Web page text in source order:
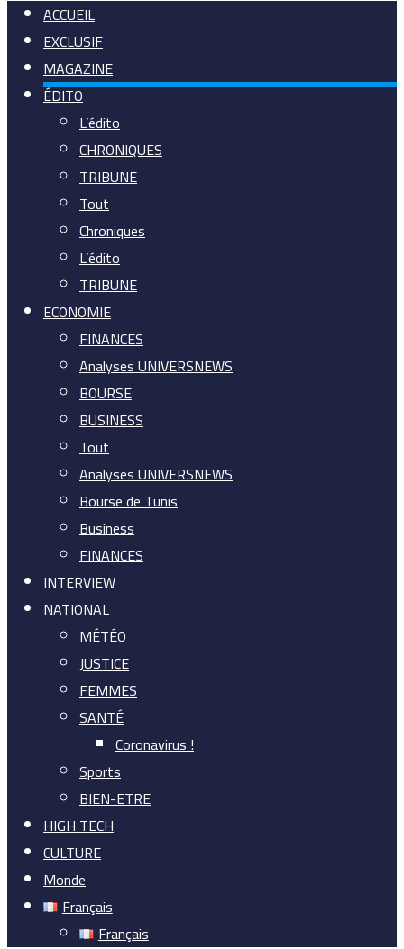
ACCUEIL
EXCLUSIF
MAGAZINE
ÉDITO
L’édito
CHRONIQUES
TRIBUNE
Tout
Chroniques
L’édito
TRIBUNE
ECONOMIE
FINANCES
Analyses UNIVERSNEWS
BOURSE
BUSINESS
Tout
Analyses UNIVERSNEWS
Bourse de Tunis
Business
FINANCES
INTERVIEW
NATIONAL
MÉTÉO
JUSTICE
FEMMES
SANTÉ
Coronavirus !
Sports
BIEN-ETRE
HIGH TECH
CULTURE
Monde
Français
Français